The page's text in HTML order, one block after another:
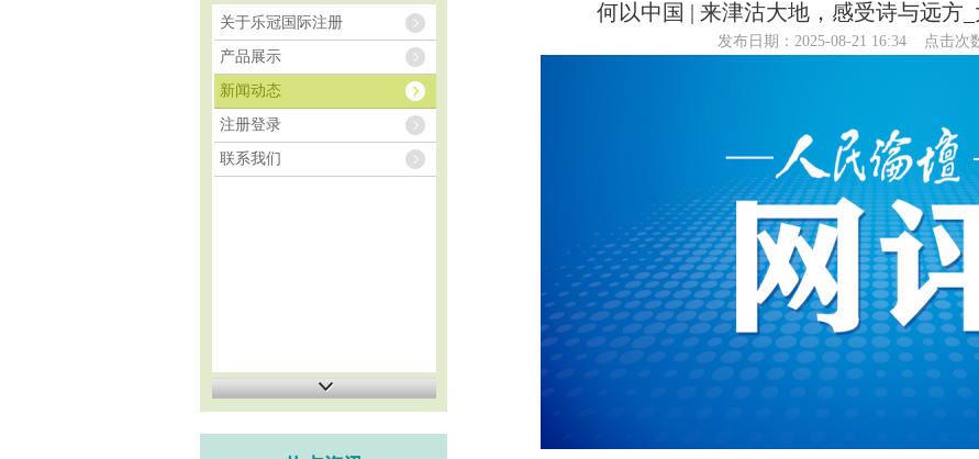
关于乐冠国际注册
产品展示
新闻动态
注册登录
联系我们
何以中国 | 来津沽大地，感受诗与远方
发布日期：2025-08-21 16:34 点击次